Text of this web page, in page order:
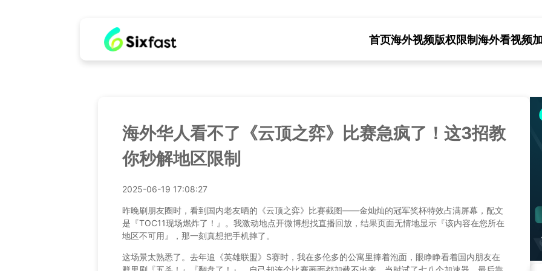
首页海外视频版权限制海外看视频
海外华人看不了《云顶之弈》比赛急疯了！这3招教
你秒解地区限制
2025-06-19 17:08:27
昨晚刷朋友圈时，看到国内老友晒的《云顶之弈》比赛截图——金灿灿的冠军奖杯特效占满屏幕，配文
是『TOC11现场燃炸了！』。我激动地点开微博想找直播回放，结果页面无情地显示『该内容在您所在
地区不可用』，那一刻真想把手机摔了。
这场景太熟悉了。去年追《英雄联盟》S赛时，我在多伦多的公寓里捧着泡面，眼睁睁看着国内朋友在